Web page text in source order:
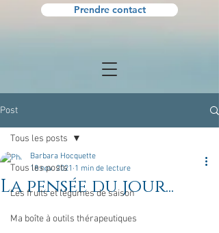
Prendre contact
Post
Tous les posts
Les fruits et légumes de saison
Ma boîte à outils thérapeutiques
Tous les posts
La pensée du jour...
Barbara Hocquette
18 nov. 2021 1 min de lecture